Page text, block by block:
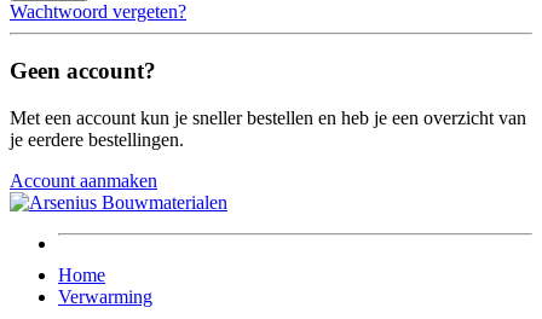
Wachtwoord vergeten?
Geen account?
Met een account kun je sneller bestellen en heb je een overzicht van
je eerdere bestellingen.
Account aanmaken
Home
Verwarming